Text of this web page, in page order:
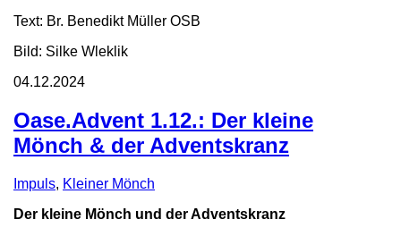
Text: Br. Benedikt Müller OSB
Bild: Silke Wleklik
04.12.2024
Oase.Advent 1.12.: Der kleine
Mönch & der Adventskranz
Impuls, Kleiner Mönch
Der kleine Mönch und der Adventskranz